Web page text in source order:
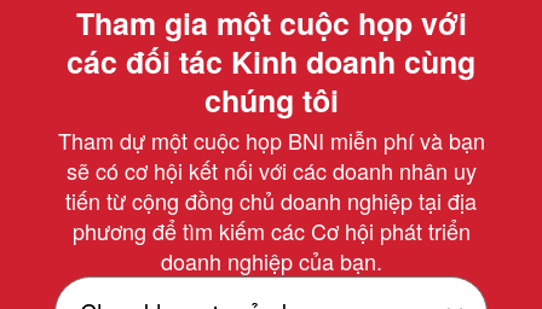
Tham gia một cuộc họp với
các đối tác Kinh doanh cùng
chúng tôi
Tham dự một cuộc họp BNI miễn phí và bạn
sẽ có cơ hội kết nối với các doanh nhân uy
tiến từ cộng đồng chủ doanh nghiệp tại địa
phương để tìm kiếm các Cơ hội phát triển
doanh nghiệp của bạn.